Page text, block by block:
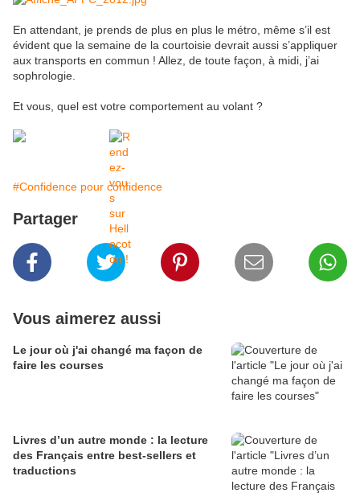
En attendant, je prends de plus en plus le métro, même s’il est
évident que la semaine de la courtoisie devrait aussi s’appliquer
aux transports en commun ! Allez, de toute façon, à midi, j’ai
sophrologie.
Et vous, quel est votre comportement au volant ?
#Confidence pour confidence
Partager
Vous aimerez aussi
Le jour où j'ai changé ma façon de
faire les courses
Livres d’un autre monde : la lecture
des Français entre best-sellers et
traductions